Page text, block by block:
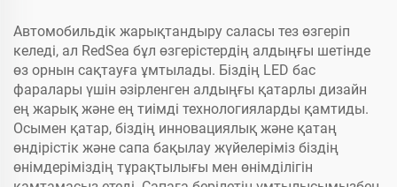
Автомобильдік жарықтандыру саласы тез өзгеріп
келеді, ал RedSea бұл өзгерістердің алдыңғы шетінде
өз орнын сақтауға ұмтылады. Біздің LED бас
фаралары үшін әзірленген алдыңғы қатарлы дизайн
ең жарық және ең тиімді технологияларды қамтиды.
Осымен қатар, біздің инновациялық және қатаң
өндірістік және сапа бақылау жүйелеріміз біздің
өнімдеріміздің тұрақтылығы мен өнімділігін